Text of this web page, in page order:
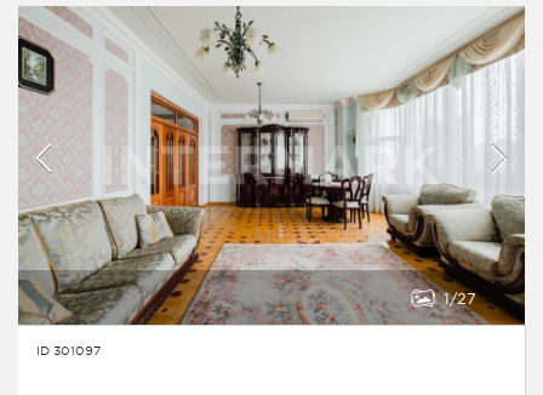
1 27
ID 301097